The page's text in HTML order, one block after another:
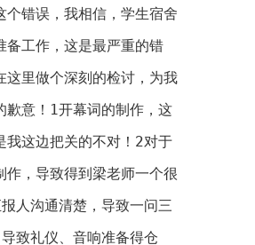
个错误，我相信，学生宿舍
备工作，这是最严重的错
这里做个深刻的检讨，为我
歉意！1开幕词的制作，这
我这边把关的不对！2对于
，导致得到梁老师一个很
人沟通清楚，导致一问三
致礼仪、音响准备得仓